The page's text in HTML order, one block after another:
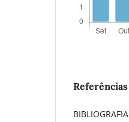
Referências
BIBLIOGRAFIA